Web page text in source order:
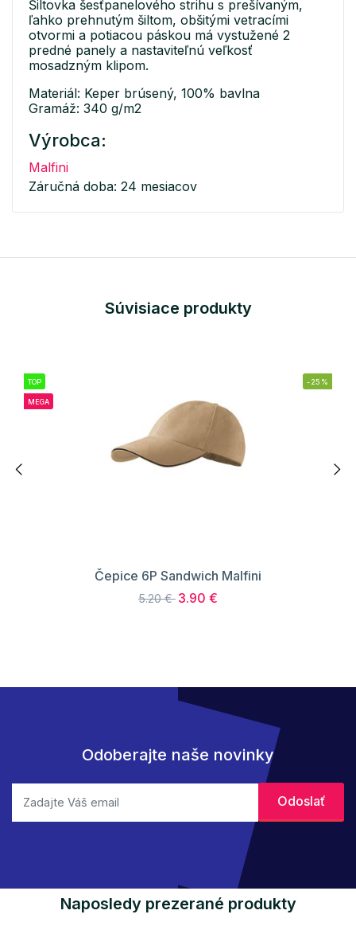
Šiltovka šesťpanelového strihu s prešívaným,
ľahko prehnutým šiltom, obšitými vetracími
otvormi a potiacou páskou má vystužené 2
predné panely a nastaviteľnú veľkosť
mosadzným klipom.
Materiál: Keper brúsený, 100% bavlna
Gramáž: 340 g/m2
Výrobca:
Malfini
Záručná doba: 24 mesiacov
Súvisiace produkty
TOP
MEGA
-25%
Čepice 6P Sandwich Malfini
5.20 € 3.90 €
Odoberajte naše novinky
Naposledy prezerané produkty